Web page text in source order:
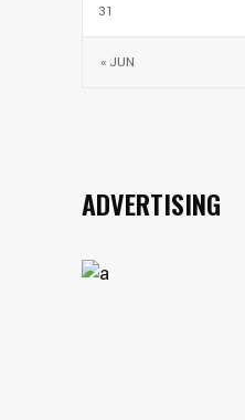
« JUN
31
ADVERTISING